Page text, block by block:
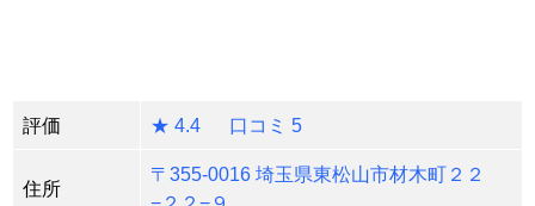
評価 ★ 4.4 口コミ 5
住所
〒355-0016 埼玉県東松山市材木町２２